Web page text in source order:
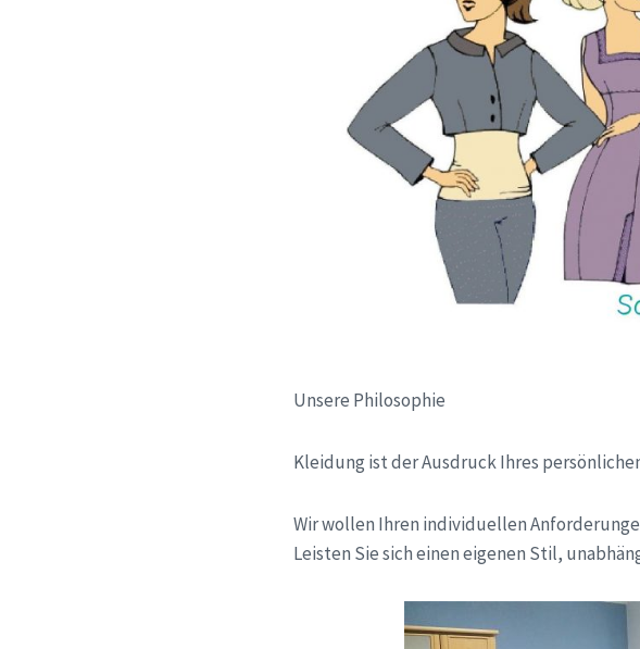
Unsere Philosophie
Kleidung ist der Ausdruck Ihres
Wir wollen Ihren individuellen
Leisten Sie sich einen eigenen Stil,